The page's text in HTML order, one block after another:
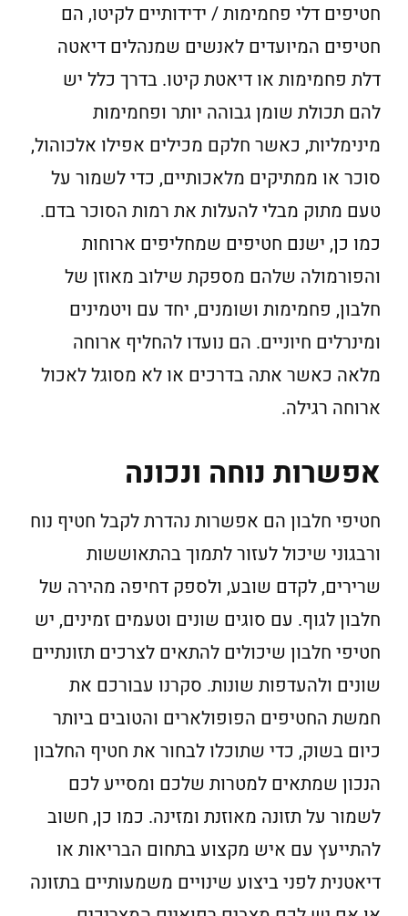
חטיפים דלי פחמימות / ידידותיים לקיטו, הם
חטיפים המיועדים לאנשים שמנהלים דיאטה
דלת פחמימות או דיאטת קיטו. בדרך כלל יש
להם תכולת שומן גבוהה יותר ופחמימות
מינימליות, כאשר חלקם מכילים אפילו אלכוהול,
סוכר או ממתיקים מלאכותיים, כדי לשמור על
טעם מתוק מבלי להעלות את רמות הסוכר בדם.
כמו כן, ישנם חטיפים שמחליפים ארוחות
והפורמולה שלהם מספקת שילוב מאוזן של
חלבון, פחמימות ושומנים, יחד עם ויטמינים
ומינרלים חיוניים. הם נועדו להחליף ארוחה
מלאה כאשר אתה בדרכים או לא מסוגל לאכול
ארוחה רגילה.
אפשרות נוחה ונכונה
חטיפי חלבון הם אפשרות נהדרת לקבל חטיף נוח
ורבגוני שיכול לעזור לתמוך בהתאוששות
שרירים, לקדם שובע, ולספק דחיפה מהירה של
חלבון לגוף. עם סוגים שונים וטעמים זמינים, יש
חטיפי חלבון שיכולים להתאים לצרכים תזונתיים
שונים ולהעדפות שונות. סקרנו עבורכם את
חמשת החטיפים הפופולארים והטובים ביותר
כיום בשוק, כדי שתוכלו לבחור את חטיף החלבון
הנכון שמתאים למטרות שלכם ומסייע לכם
לשמור על תזונה מאוזנת ומזינה. כמו כן, חשוב
להתייעץ עם איש מקצוע בתחום הבריאות או
דיאטנית לפני ביצוע שינויים משמעותיים בתזונה